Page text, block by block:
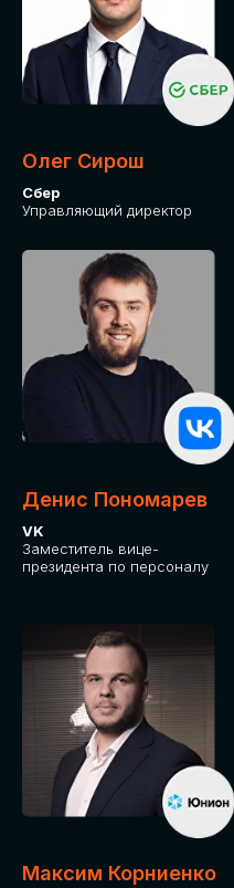
Олег Сирош
Сбер
Управляющий директор
Денис Пономарев
VK
Заместитель вице-
президента по персоналу
Максим Корниенко